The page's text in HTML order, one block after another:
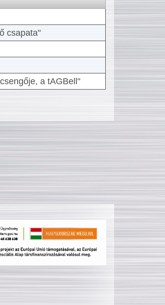
csapata"
a tAGBell"